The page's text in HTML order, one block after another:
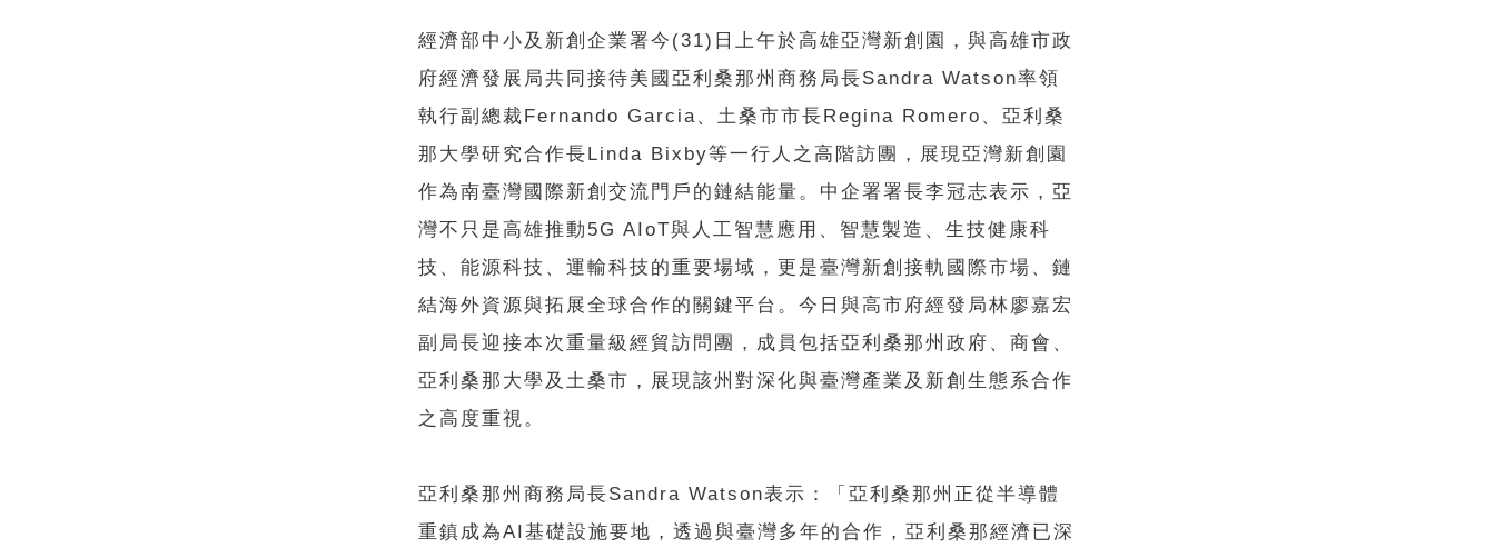
經濟部中小及新創企業署今(31)日上午於高雄亞灣新創園，與高雄市政
府經濟發展局共同接待美國亞利桑那州商務局長Sandra Watson率領
執行副總裁Fernando Garcia、土桑市市長Regina Romero、亞利桑
那大學研究合作長Linda Bixby等一行人之高階訪團，展現亞灣新創園
作為南臺灣國際新創交流門戶的鏈結能量。中企署署長李冠志表示，亞
灣不只是高雄推動5G AIoT與人工智慧應用、智慧製造、生技健康科
技、能源科技、運輸科技的重要場域，更是臺灣新創接軌國際市場、鏈
結海外資源與拓展全球合作的關鍵平台。今日與高市府經發局林廖嘉宏
副局長迎接本次重量級經貿訪問團，成員包括亞利桑那州政府、商會、
亞利桑那大學及土桑市，展現該州對深化與臺灣產業及新創生態系合作
之高度重視。
亞利桑那州商務局長Sandra Watson表示：「亞利桑那州正從半導體
重鎮成為AI基礎設施要地，透過與臺灣多年的合作，亞利桑那經濟已深